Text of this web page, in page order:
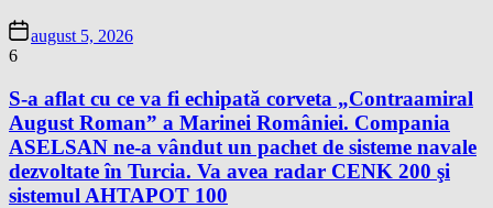
august 5, 2026
6
S-a aflat cu ce va fi echipată corveta „Contraamiral
August Roman” a Marinei României. Compania
ASELSAN ne-a vândut un pachet de sisteme navale
dezvoltate în Turcia. Va avea radar CENK 200 şi
sistemul AHTAPOT 100